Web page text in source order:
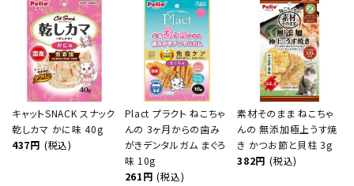
キャットSNACK スナック
乾しカマ かに味 40g
437円 (税込)
Plact プラクト ねこちゃ
んの 3ヶ月からの歯み
がきデンタルガム まぐろ
味 10g
261円 (税込)
素材そのまま ねこちゃ
んの 無添加極上うす焼
き かつお節と貝柱 3g
382円 (税込)